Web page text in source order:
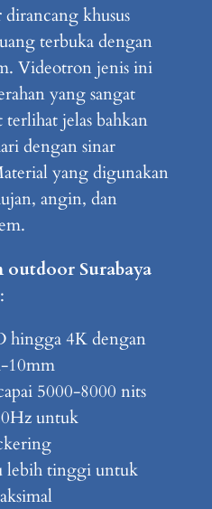
dirancang khusus
terbuka dengan
Videotron jenis ini
yang sangat
jelas bahkan
dengan sinar
yang digunakan
angin, dan
Surabaya
hingga 4K dengan
10mm
5000-8000 nits
untuk
lebih tinggi untuk